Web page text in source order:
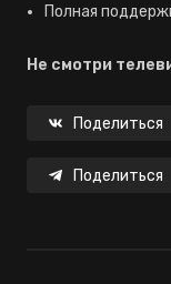
Полная
Не смотри
Поделиться
Поделиться